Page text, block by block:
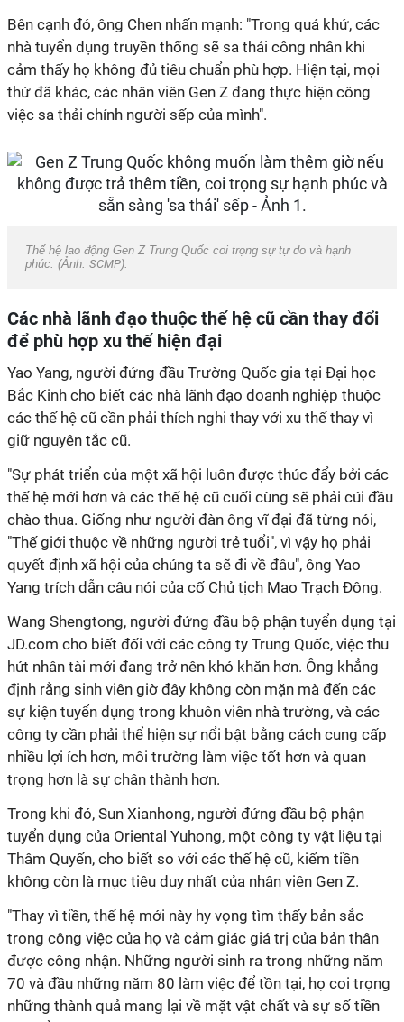
Bên cạnh đó, ông Chen nhấn mạnh: "Trong quá khứ, các
nhà tuyển dụng truyền thống sẽ sa thải công nhân khi
cảm thấy họ không đủ tiêu chuẩn phù hợp. Hiện tại, mọi
thứ đã khác, các nhân viên Gen Z đang thực hiện công
việc sa thải chính người sếp của mình".
Thế hệ lao động Gen Z Trung Quốc coi trọng sự tự do và hạnh
phúc. (Ảnh: SCMP).
Các nhà lãnh đạo thuộc thế hệ cũ cần thay đổi
để phù hợp xu thế hiện đại
Yao Yang, người đứng đầu Trường Quốc gia tại Đại học
Bắc Kinh cho biết các nhà lãnh đạo doanh nghiệp thuộc
các thế hệ cũ cần phải thích nghi thay với xu thế thay vì
giữ nguyên tắc cũ.
"Sự phát triển của một xã hội luôn được thúc đẩy bởi các
thế hệ mới hơn và các thế hệ cũ cuối cùng sẽ phải cúi đầu
chào thua. Giống như người đàn ông vĩ đại đã từng nói,
"Thế giới thuộc về những người trẻ tuổi", vì vậy họ phải
quyết định xã hội của chúng ta sẽ đi về đâu", ông Yao
Yang trích dẫn câu nói của cố Chủ tịch Mao Trạch Đông.
Wang Shengtong, người đứng đầu bộ phận tuyển dụng tại
JD.com cho biết đối với các công ty Trung Quốc, việc thu
hút nhân tài mới đang trở nên khó khăn hơn. Ông khẳng
định rằng sinh viên giờ đây không còn mặn mà đến các
sự kiện tuyển dụng trong khuôn viên nhà trường, và các
công ty cần phải thể hiện sự nổi bật bằng cách cung cấp
nhiều lợi ích hơn, môi trường làm việc tốt hơn và quan
trọng hơn là sự chân thành hơn.
Trong khi đó, Sun Xianhong, người đứng đầu bộ phận
tuyển dụng của Oriental Yuhong, một công ty vật liệu tại
Thâm Quyến, cho biết so với các thế hệ cũ, kiếm tiền
không còn là mục tiêu duy nhất của nhân viên Gen Z.
"Thay vì tiền, thế hệ mới này hy vọng tìm thấy bản sắc
trong công việc của họ và cảm giác giá trị của bản thân
được công nhận. Những người sinh ra trong những năm
70 và đầu những năm 80 làm việc để tồn tại, họ coi trọng
những thành quả mang lại về mặt vật chất và sự số tiền